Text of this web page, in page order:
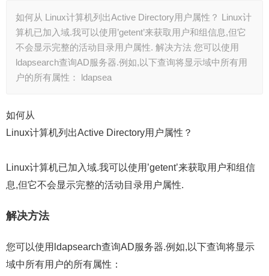
如何从 Linux计算机列出Active Directory用户属性？ Linux计
算机已加入域.我可以使用’getent’来获取用户和组信息,但它
不会显示完整的活动目录用户属性. 解决方法 您可以使用
ldapsearch查询AD服务器.例如,以下查询将显示域中所有用
户的所有属性： ldapsea
如何从
Linux计算机列出Active Directory用户属性？
Linux计算机已加入域.我可以使用’getent’来获取用户和组信
息,但它不会显示完整的活动目录用户属性.
解决方法
您可以使用ldapsearch查询AD服务器.例如,以下查询将显示
域中所有用户的所有属性：